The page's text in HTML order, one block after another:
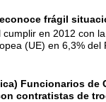
frágil
cumplir en 2012 con
(UE) en 6,3% del
Funcionarios de
contratistas de